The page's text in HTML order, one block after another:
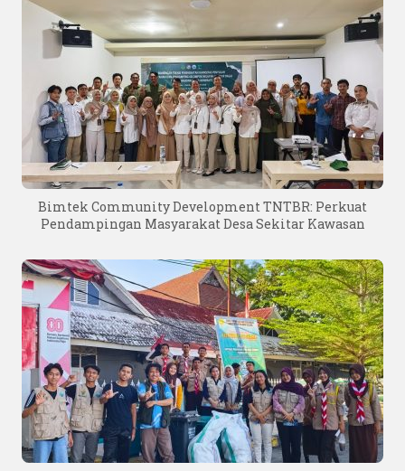
Bimtek Community Development TNTBR: Perkuat
Pendampingan Masyarakat Desa Sekitar Kawasan